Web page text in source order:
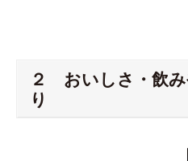
２ おいしさ・飲
り